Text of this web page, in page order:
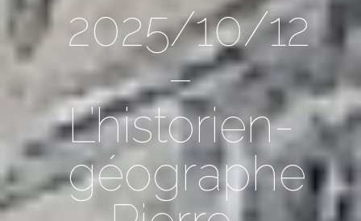
2025/10/12
–
L’historien-
géographe